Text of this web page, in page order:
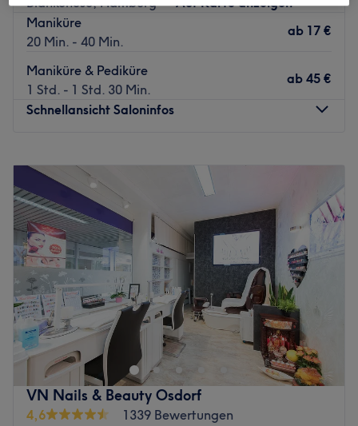
Maniküre
20 Min. - 40 Min.
ab 17 €
Maniküre & Pediküre
1 Std. - 1 Std. 30 Min.
ab 45 €
Schnellansicht Saloninfos
Dienstag
Mittwoch
Donnerstag
10:00–
19:00
Freitag
10:00
19:00
Samstag
10:00 –
18:00
Sonntag
Geschlossen
Fesche, stylische Nägel gefälligst? Kein Problem! Das
Team von New Wave Nails, dem Nagelstudio in
Hamburg Blankenese, weiß dir mit Rat und Tat zur Seite
zu stehen. Ob bunt, dezent oder extra lang – hier bist du
genau richtig. Wozu also noch warten? Den persönlichen
Termin gibt's in nur wenigen Klicks hier auf Treatwell.
VN Nails & Beauty Osdorf
4,6
1339 Bewertungen